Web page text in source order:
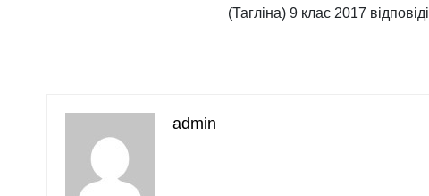
(Тагліна) 9 клас 2017 відповіді
admin